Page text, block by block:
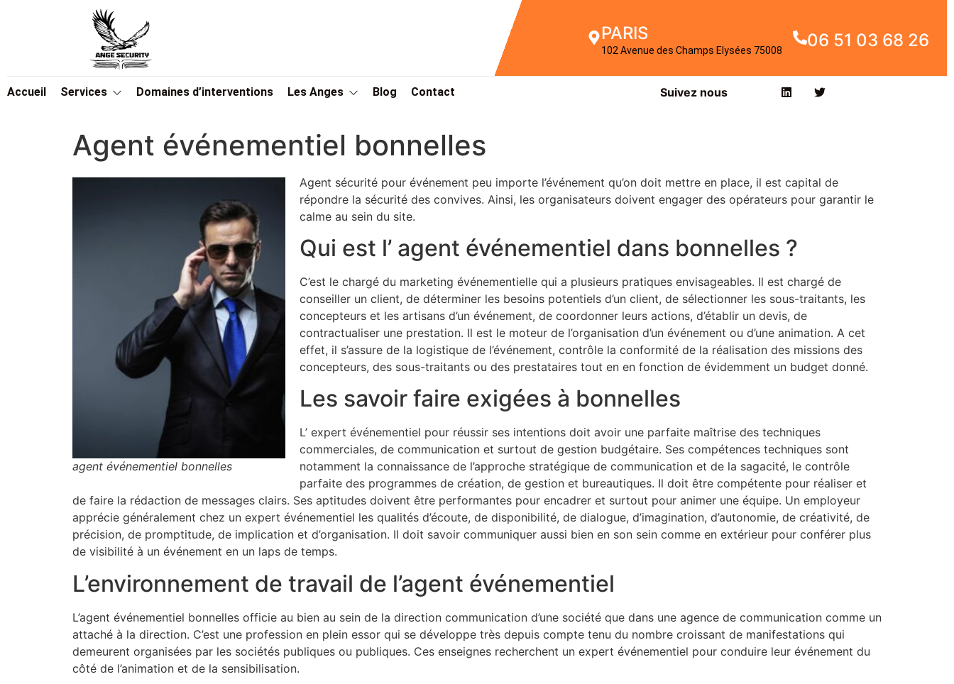
PARIS
102 Avenue des Champs Elysées 75008 06 51 03 68 26
Accueil Services Domaines d’interventions Les Anges Blog Contact Suivez nous
Agent événementiel bonnelles
agent événementiel bonnelles
Agent sécurité pour événement peu importe l’événement qu’on doit mettre en place, il est capital de
répondre la sécurité des convives. Ainsi, les organisateurs doivent engager des opérateurs pour garantir le
calme au sein du site.
Qui est l’ agent événementiel dans bonnelles ?
C’est le chargé du marketing événementielle qui a plusieurs pratiques envisageables. Il est chargé de
conseiller un client, de déterminer les besoins potentiels d’un client, de sélectionner les sous-traitants, les
concepteurs et les artisans d’un événement, de coordonner leurs actions, d’établir un devis, de
contractualiser une prestation. Il est le moteur de l’organisation d’un événement ou d’une animation. A cet
effet, il s’assure de la logistique de l’événement, contrôle la conformité de la réalisation des missions des
concepteurs, des sous-traitants ou des prestataires tout en en fonction de évidemment un budget donné.
Les savoir faire exigées à bonnelles
L’ expert événementiel pour réussir ses intentions doit avoir une parfaite maîtrise des techniques
commerciales, de communication et surtout de gestion budgétaire. Ses compétences techniques sont
notamment la connaissance de l’approche stratégique de communication et de la sagacité, le contrôle
parfaite des programmes de création, de gestion et bureautiques. Il doit être compétente pour réaliser et
de faire la rédaction de messages clairs. Ses aptitudes doivent être performantes pour encadrer et surtout pour animer une équipe. Un employeur
apprécie généralement chez un expert événementiel les qualités d’écoute, de disponibilité, de dialogue, d’imagination, d’autonomie, de créativité, de
précision, de promptitude, de implication et d’organisation. Il doit savoir communiquer aussi bien en son sein comme en extérieur pour conférer plus
de visibilité à un événement en un laps de temps.
L’environnement de travail de l’agent événementiel
L’agent événementiel bonnelles officie au bien au sein de la direction communication d’une société que dans une agence de communication comme un
attaché à la direction. C’est une profession en plein essor qui se développe très depuis compte tenu du nombre croissant de manifestations qui
demeurent organisées par les sociétés publiques ou publiques. Ces enseignes recherchent un expert événementiel pour conduire leur événement du
côté de l’animation et de la sensibilisation.